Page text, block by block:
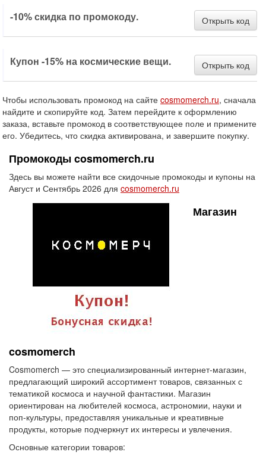
-10% скидка по промокоду. Открыть код
Купон -15% на космические вещи. Открыть код
Чтобы использовать промокод на сайте cosmomerch.ru, сначала
найдите и скопируйте код. Затем перейдите к оформлению
заказа, вставьте промокод в соответствующее поле и примените
его. Убедитесь, что скидка активирована, и завершите покупку.
Промокоды cosmomerch.ru
Здесь вы можете найти все скидочные промокоды и купоны на
Август и Сентябрь 2026 для cosmomerch.ru
Магазин
cosmomerch
Cosmomerch — это специализированный интернет-магазин,
предлагающий широкий ассортимент товаров, связанных с
тематикой космоса и научной фантастики. Магазин
ориентирован на любителей космоса, астрономии, науки и
поп-культуры, предоставляя уникальные и креативные
продукты, которые подчеркнут их интересы и увлечения.
Основные категории товаров: